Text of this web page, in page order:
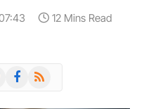
12 Mins Read
Facebook
RSS